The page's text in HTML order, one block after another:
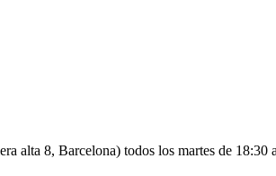
alta 8, Barcelona) todos los martes de 18:30